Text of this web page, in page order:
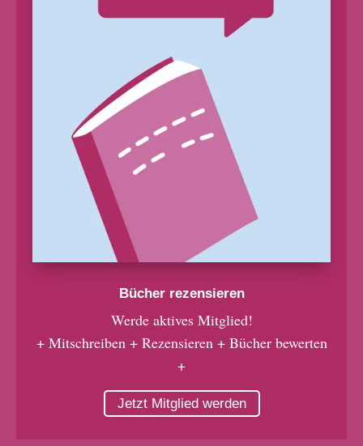
Bücher rezensieren
Werde aktives Mitglied!
+ Mitschreiben + Rezensieren + Bücher bewerten
+
Jetzt Mitglied werden